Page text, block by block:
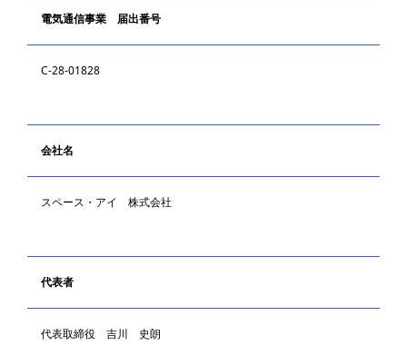
電気通信事業 届出番号
C-28-01828
会社名
スペース・アイ 株式会社
代表者
代表取締役 吉川 史朗